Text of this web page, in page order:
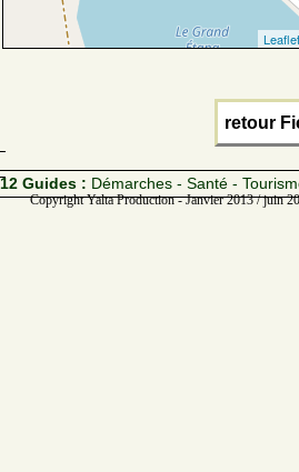
Leaflet
retour
12 Guides : Démarches - Santé -
Copyright Yalta Production - Janvier 2013 / juin